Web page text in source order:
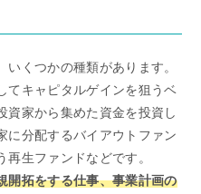
くつかの種類があります。
てキャピタルゲインを狙うベ
資家から集めた資金を投資し
に分配するバイアウトファン
再生ファンドなどです。
開拓をする仕事、事業計画の